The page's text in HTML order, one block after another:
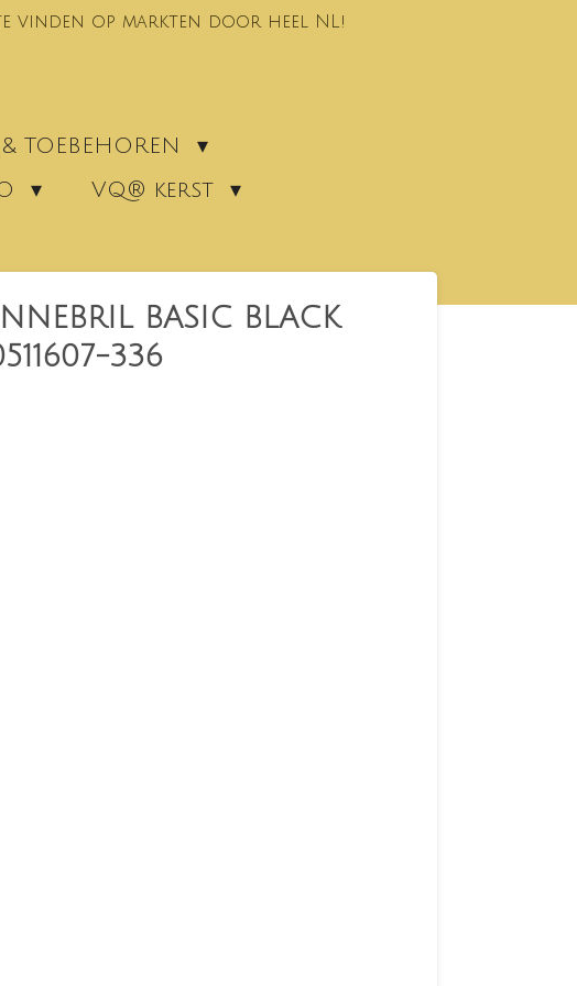
vinden op markten door heel NL!
TOEBEHOREN
VQ® kerst
BASIC BLACK
336